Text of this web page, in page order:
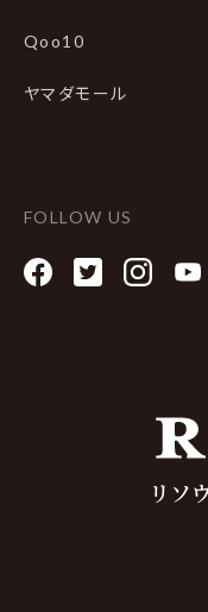
Qoo10
ヤマダモール
FOLLOW US
リソ